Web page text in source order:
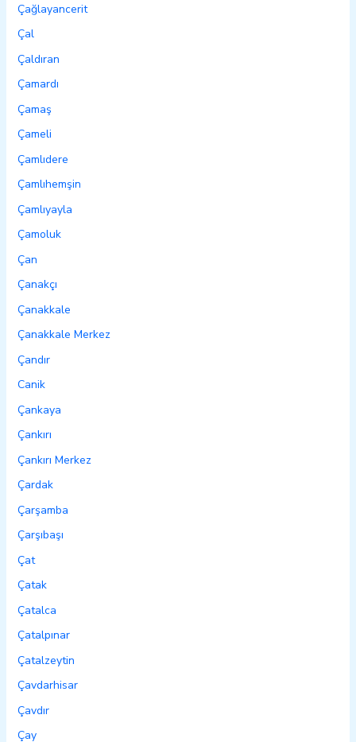
Çağlayancerit
Çal
Çaldıran
Çamardı
Çamaş
Çameli
Çamlıdere
Çamlıhemşin
Çamlıyayla
Çamoluk
Çan
Çanakçı
Çanakkale
Çanakkale Merkez
Çandır
Canik
Çankaya
Çankırı
Çankırı Merkez
Çardak
Çarşamba
Çarşıbaşı
Çat
Çatak
Çatalca
Çatalpınar
Çatalzeytin
Çavdarhisar
Çavdır
Çay